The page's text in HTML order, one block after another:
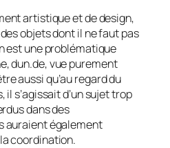
artistique et de design,
objets dont il ne faut pas
est une problématique
dun.de, vue purement
aussi qu’au regard du
s’agissait d’un sujet trop
dans des
auraient également
coordination.